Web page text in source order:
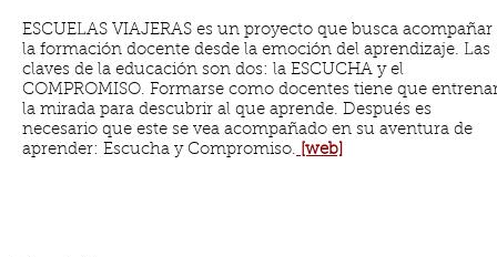
ESCUELAS VIAJERAS es un proyecto que busca acompañar
la formación docente desde la emoción del aprendizaje. Las
claves de la educación son dos: la ESCUCHA y el
COMPROMISO. Formarse como docentes tiene que
la mirada para descubrir al que aprende. Después es
necesario que este se vea acompañado en su aventura de
aprender: Escucha y Compromiso. [web]